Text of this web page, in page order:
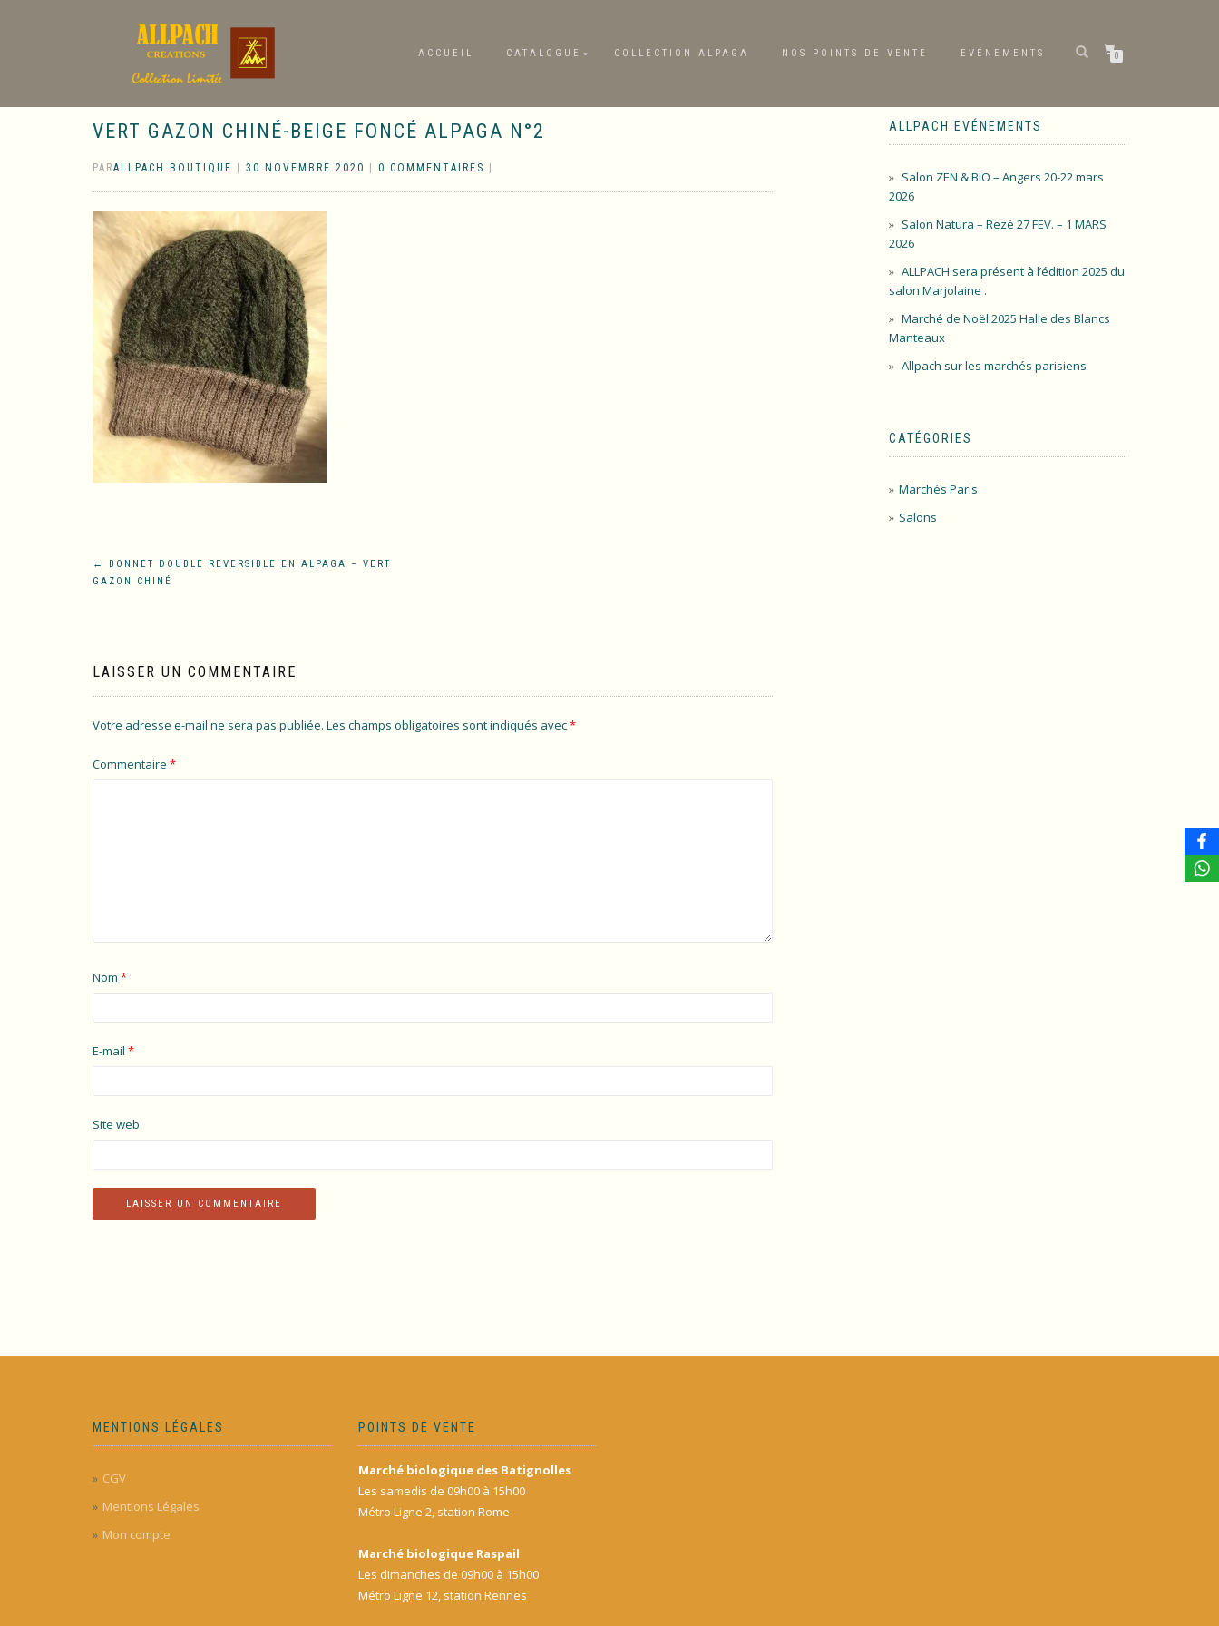
ACCUEIL CATALOGUE COLLECTION ALPAGA NOS POINTS DE VENTE EVÉNEMENTS 0
VERT GAZON CHINÉ-BEIGE FONCÉ ALPAGA N°2
PARALLPACH BOUTIQUE 30 NOVEMBRE 2020 0 COMMENTAIRES
Navigation
←
BONNET DOUBLE REVERSIBLE EN ALPAGA – VERT
GAZON CHINÉ
LAISSER UN COMMENTAIRE
Votre adresse e-mail ne sera pas publiée. Les champs obligatoires sont indiqués avec*
Commentaire *
Nom *
E-mail *
Site web
ALLPACH EVÉNEMENTS
Salon ZEN & BIO – Angers 20-22 mars
2026
Salon Natura – Rezé 27 FEV. – 1 MARS
2026
ALLPACH sera présent à l’édition 2025 du
salon Marjolaine .
Marché de Noël 2025 Halle des Blancs
Manteaux
Allpach sur les marchés parisiens
CATÉGORIES
Marchés Paris
Salons
MENTIONS LÉGALES
CGV
Mentions Légales
Mon compte
POINTS DE VENTE
Marché biologique des Batignolles
Les samedis de 09h00 à 15h00
Métro Ligne 2, station Rome
Marché biologique Raspail
Les dimanches de 09h00 à 15h00
Métro Ligne 12, station Rennes